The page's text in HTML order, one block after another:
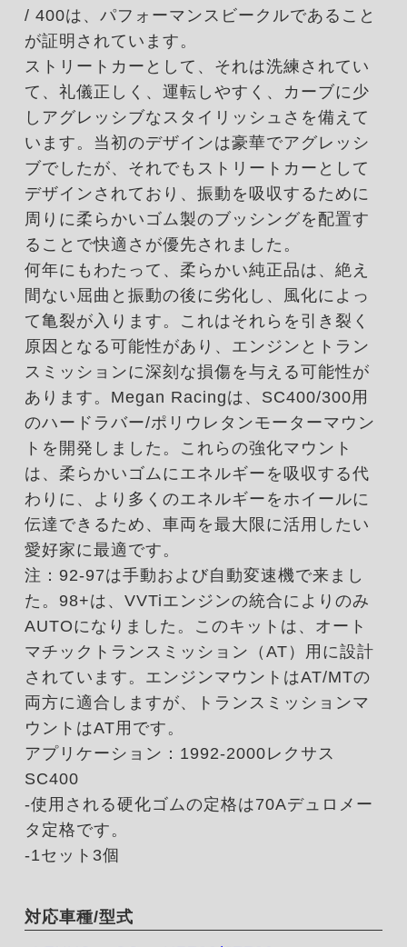
/ 400は、パフォーマンスビークルであること
が証明されています。
ストリートカーとして、それは洗練されてい
て、礼儀正しく、運転しやすく、カーブに少
しアグレッシブなスタイリッシュさを備えて
います。当初のデザインは豪華でアグレッシ
ブでしたが、それでもストリートカーとして
デザインされており、振動を吸収するために
周りに柔らかいゴム製のブッシングを配置す
ることで快適さが優先されました。
何年にもわたって、柔らかい純正品は、絶え
間ない屈曲と振動の後に劣化し、風化によっ
て亀裂が入ります。これはそれらを引き裂く
原因となる可能性があり、エンジンとトラン
スミッションに深刻な損傷を与える可能性が
あります。Megan Racingは、SC400/300用
のハードラバー/ポリウレタンモーターマウン
トを開発しました。これらの強化マウント
は、柔らかいゴムにエネルギーを吸収する代
わりに、より多くのエネルギーをホイールに
伝達できるため、車両を最大限に活用したい
愛好家に最適です。
注：92-97は手動および自動変速機で来まし
た。98+は、VVTiエンジンの統合によりのみ
AUTOになりました。このキットは、オート
マチックトランスミッション（AT）用に設計
されています。エンジンマウントはAT/MTの
両方に適合しますが、トランスミッションマ
ウントはAT用です。
アプリケーション：1992-2000レクサス
SC400
-使用される硬化ゴムの定格は70Aデュロメー
タ定格です。
-1セット3個
対応車種/型式